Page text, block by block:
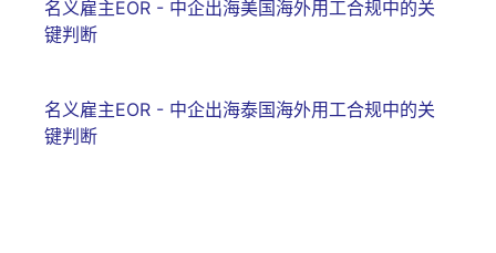
名义雇主EOR - 中企出海美国海外用工合规中的关
键判断
名义雇主EOR - 中企出海泰国海外用工合规中的关
键判断